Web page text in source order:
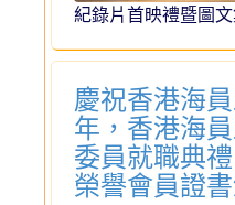
紀錄片首映禮暨圖
慶祝香港海
年，香港海
委員就職典
榮譽會員證